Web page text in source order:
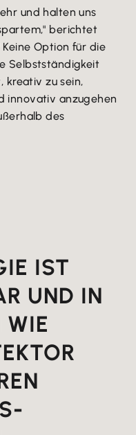
und halten uns
berichtet
Option für die
Selbstständigkeit
kreativ zu sein,
innovativ anzugehen
des
IST
UND IN
WIE